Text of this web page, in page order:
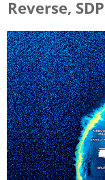
Reverse,